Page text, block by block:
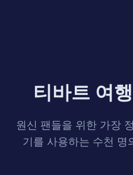
티바트 여
원신 팬들을 위한 가장
기를 사용하는 수천 명